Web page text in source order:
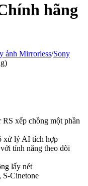
hãng
ảnh Mirrorless/Sony
xếp chồng một phần
xử lý AI tích hợp
tính năng theo dõi
lấy nét
Cinetone